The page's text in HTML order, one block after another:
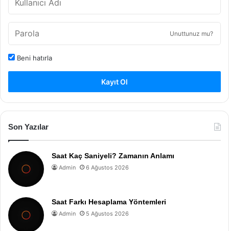
Unuttunuz mu?
Beni hatırla
Kayıt Ol
Son Yazılar
Saat Kaç Saniyeli? Zamanın Anlamı
Admin 6 Ağustos 2026
Saat Farkı Hesaplama Yöntemleri
Admin 5 Ağustos 2026